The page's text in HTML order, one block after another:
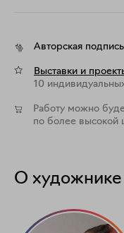
Авторская подпись
Выставки и
10
Работу можно
по более высокой
О художнике